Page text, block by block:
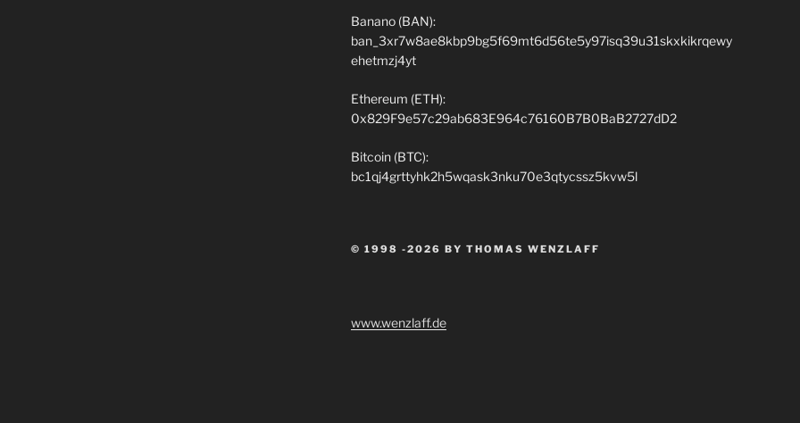
Banano (BAN):
ban_3xr7w8ae8kbp9bg5f69mt6d56te5y97isq39u31skxkikrqewy
ehetmzj4yt
Ethereum (ETH):
0x829F9e57c29ab683E964c76160B7B0BaB2727dD2
Bitcoin (BTC):
bc1qj4grttyhk2h5wqask3nku70e3qtycssz5kvw5l
© 1998 -2026 BY THOMAS WENZLAFF
www.wenzlaff.de